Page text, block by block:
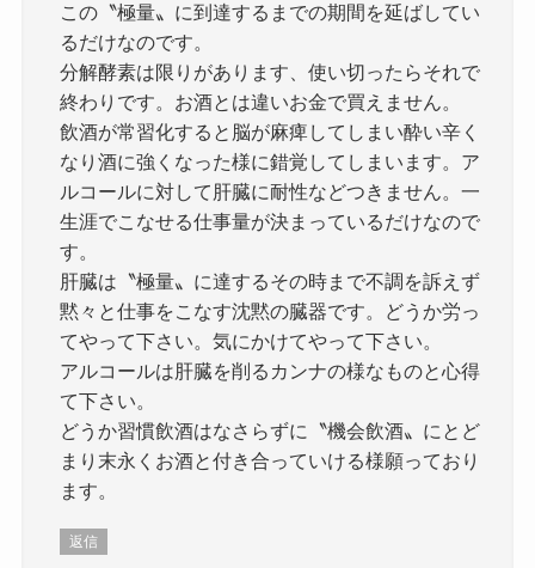
この〝極量〟に到達するまでの期間を延ばしてい
るだけなのです。
分解酵素は限りがあります、使い切ったらそれで
終わりです。お酒とは違いお金で買えません。
飲酒が常習化すると脳が麻痺してしまい酔い辛く
なり酒に強くなった様に錯覚してしまいます。ア
ルコールに対して肝臓に耐性などつきません。一
生涯でこなせる仕事量が決まっているだけなので
す。
肝臓は〝極量〟に達するその時まで不調を訴えず
黙々と仕事をこなす沈黙の臓器です。どうか労っ
てやって下さい。気にかけてやって下さい。
アルコールは肝臓を削るカンナの様なものと心得
て下さい。
どうか習慣飲酒はなさらずに〝機会飲酒〟にとど
まり末永くお酒と付き合っていける様願っており
ます。
返信